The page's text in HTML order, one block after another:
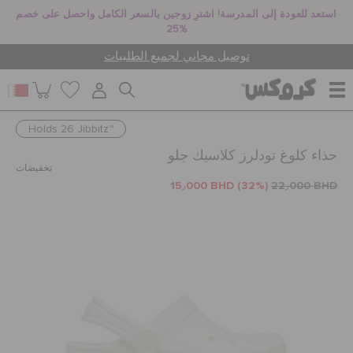
استعد للعودة إلى المدرسة! اشترِ زوجين بالسعر الكامل واحصل على خصم
25%
توصيل مجاني لجميع الطلبيات
للرجال
Holds 26 Jibbitz™
حذاء كلوغ تودلرز كلاسيك جلو
تخفيضات
15٫000 BHD (32%) 22٫000 BHD